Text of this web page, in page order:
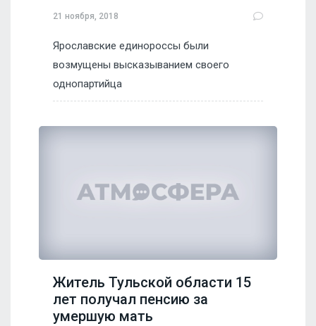
21 ноября, 2018
Ярославские единороссы были
возмущены высказыванием своего
однопартийца
Житель Тульской области 15
лет получал пенсию за
умершую мать